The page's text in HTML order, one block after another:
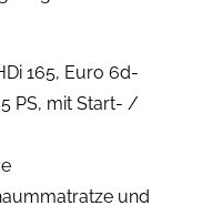
165, Euro 6d-
PS, mit Start- /
und